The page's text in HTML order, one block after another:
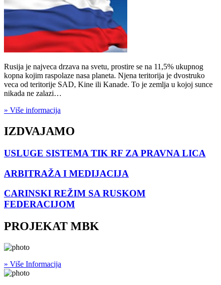
Rusija je najveca drzava na svetu, prostire se na 11,5% ukupnog
kopna kojim raspolaze nasa planeta. Njena teritorija je dvostruko
veca od teritorije SAD, Kine ili Kanade. To je zemlja u kojoj sunce
nikada ne zalazi…
» Više informacija
IZDVAJAMO
USLUGE SISTEMA TIK RF ZA PRAVNA LICA
ARBITRAŽA I MEDIJACIJA
CARINSKI REŽIM SA RUSKOM
FEDERACIJOM
PROJEKAT MBK
» Više Informacija